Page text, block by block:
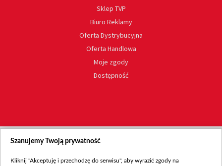
Sklep TVP
Biuro Reklamy
Oferta Dystrybucyjna
Oferta Handlowa
Moje zgody
Dostępność
Szanujemy Twoją prywatność
Kliknij "Akceptuję i przechodzę do serwisu", aby wyrazić zgody na